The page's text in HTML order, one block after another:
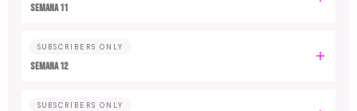
Semana 11
SUBSCRIBERS ONLY
Semana 12
SUBSCRIBERS ONLY